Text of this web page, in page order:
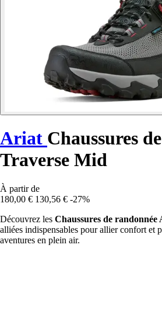
Ariat Chaussures
Traverse Mid
À partir de
180,00 € 130,56 € -27%
Découvrez les Chaussures de
alliées indispensables pour allier confort et
aventures en plein air.